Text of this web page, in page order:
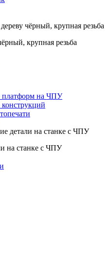
крупная резьба
платформ на ЧПУ
на станке с ЧПУ